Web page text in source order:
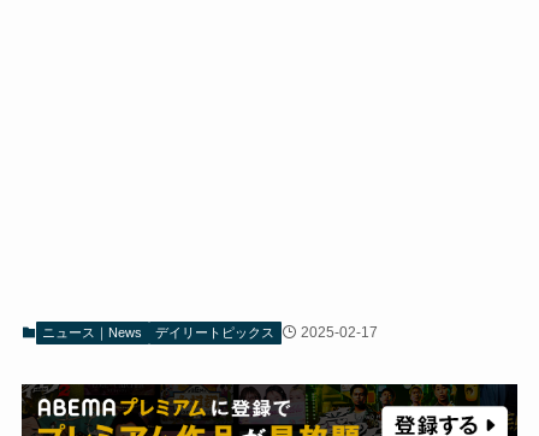
ニュース｜News デイリートピックス 2025-02-17